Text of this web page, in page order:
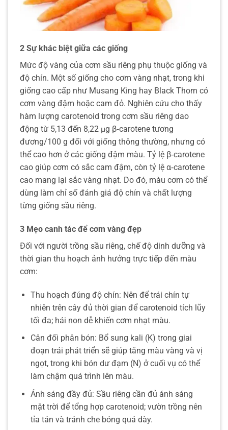
2 Sự khác biệt giữa các giống
Mức độ vàng của cơm sầu riêng phụ thuộc giống và
độ chín. Một số giống cho cơm vàng nhạt, trong khi
giống cao cấp như Musang King hay Black Thorn có
cơm vàng đậm hoặc cam đỏ. Nghiên cứu cho thấy
hàm lượng carotenoid trong cơm sầu riêng dao
động từ 5,13 đến 8,22 µg β‑carotene tương
đương/100 g đối với giống thông thường, nhưng có
thể cao hơn ở các giống đậm màu. Tỷ lệ β‑carotene
cao giúp cơm có sắc cam đậm, còn tỷ lệ α‑carotene
cao mang lại sắc vàng nhạt. Do đó, màu cơm có thể
dùng làm chỉ số đánh giá độ chín và chất lượng
từng giống sầu riêng.
3 Mẹo canh tác để cơm vàng đẹp
Đối với người trồng sầu riêng, chế độ dinh dưỡng và
thời gian thu hoạch ảnh hưởng trực tiếp đến màu
cơm:
Thu hoạch đúng độ chín: Nên để trái chín tự
nhiên trên cây đủ thời gian để carotenoid tích lũy
tối đa; hái non dễ khiến cơm nhạt màu.
Cân đối phân bón: Bổ sung kali (K) trong giai
đoạn trái phát triển sẽ giúp tăng màu vàng và vị
ngọt, trong khi bón dư đạm (N) ở cuối vụ có thể
làm chậm quá trình lên màu.
Ánh sáng đầy đủ: Sầu riêng cần đủ ánh sáng
mặt trời để tổng hợp carotenoid; vườn trồng nên
tỉa tán và tránh che bóng quá dày.